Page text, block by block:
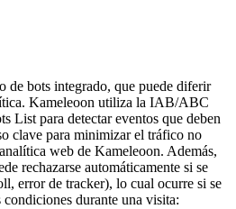
de bots integrado, que puede diferir
Kameleoon utiliza la IAB/ABC
List para detectar eventos que deben
clave para minimizar el tráfico no
web de Kameleoon. Además,
rechazarse automáticamente si se
error de tracker), lo cual ocurre si se
durante una visita: